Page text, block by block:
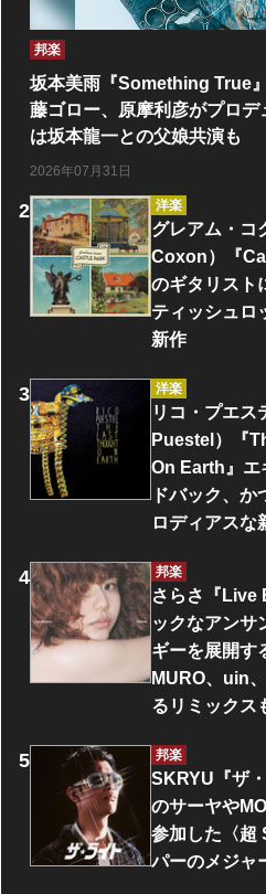
邦楽
坂本美雨『Something True
藤ゴロー、原摩利彦がプロデ
は坂本龍一との父娘共演も
2026年07月31日
洋楽
グレアム・コ
Coxon）『
のギタリスト
ティッシュロ
新作
洋楽
リコ・プエス
Puestel）『
On Earth』エ
ドバック、か
ロディアスな
邦楽
さらさ『Live
ックなアンサ
ギーを展開
MURO、uin
るリミックス
邦楽
SKRYU『ザ
のサーヤや
参加した〈超
パーのメジャ